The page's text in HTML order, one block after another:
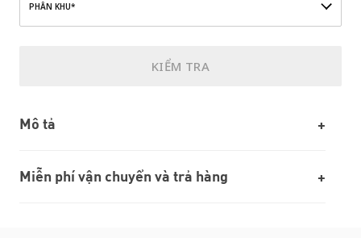
PHÂN KHU*
KIỂM TRA
Mô tả
Miễn phí vận chuyển và trả hàng